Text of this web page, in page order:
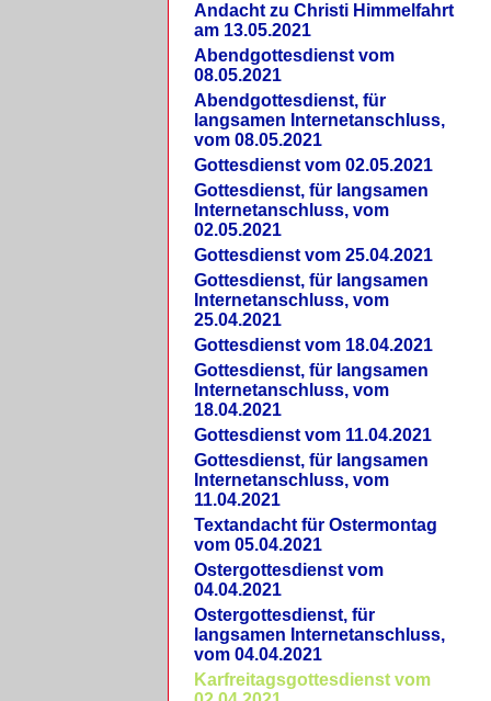
Andacht zu Christi Himmelfahrt
am 13.05.2021
Abendgottesdienst vom
08.05.2021
Abendgottesdienst, für
langsamen Internetanschluss,
vom 08.05.2021
Gottesdienst vom 02.05.2021
Gottesdienst, für langsamen
Internetanschluss, vom
02.05.2021
Gottesdienst vom 25.04.2021
Gottesdienst, für langsamen
Internetanschluss, vom
25.04.2021
Gottesdienst vom 18.04.2021
Gottesdienst, für langsamen
Internetanschluss, vom
18.04.2021
Gottesdienst vom 11.04.2021
Gottesdienst, für langsamen
Internetanschluss, vom
11.04.2021
Textandacht für Ostermontag
vom 05.04.2021
Ostergottesdienst vom
04.04.2021
Ostergottesdienst, für
langsamen Internetanschluss,
vom 04.04.2021
Karfreitagsgottesdienst vom